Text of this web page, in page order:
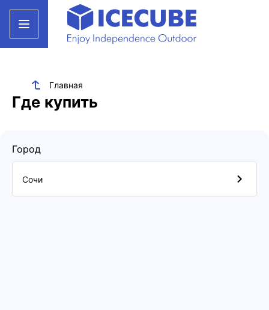
Главная
Где купить
Город
Сочи